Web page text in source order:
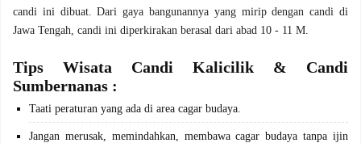
candi ini dibuat. Dari gaya bangunannya yang mirip dengan candi di
Jawa Tengah, candi ini diperkirakan berasal dari abad 10 - 11 M.
Tips Wisata Candi Kalicilik & Candi
Sumbernanas :
Taati peraturan yang ada di area cagar budaya.
Jangan merusak, memindahkan, membawa cagar budaya tanpa ijin